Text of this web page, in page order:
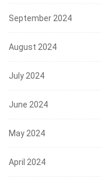
September 2024
August 2024
July 2024
June 2024
May 2024
April 2024